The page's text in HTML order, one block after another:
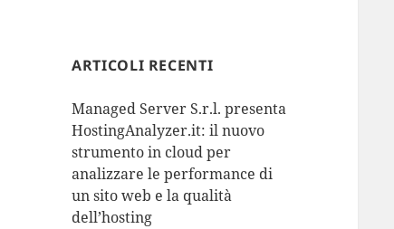
ARTICOLI RECENTI
Managed Server S.r.l. presenta
HostingAnalyzer.it: il nuovo
strumento in cloud per
analizzare le performance di
un sito web e la qualità
dell’hosting